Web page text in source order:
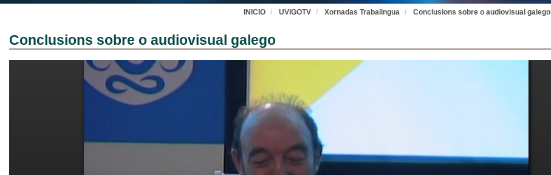
INICIO UVIGOTV Xornadas Trabalingua Conclusions sobre o audiovisual galego
Conclusions sobre o audiovisual galego